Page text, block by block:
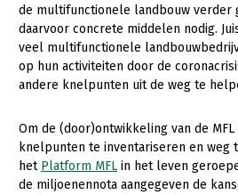
Vakgroepbestuurders
Pers
Contact
de multifunctionele landbouw verder
daarvoor concrete middelen nodig.
veel multifunctionele
op hun activiteiten door de
andere knelpunten uit de weg te
Om de (door)ontwikkeling van de
knelpunten te inventariseren en weg
het Platform MFL in het leven
de miljoenennota aangegeven de